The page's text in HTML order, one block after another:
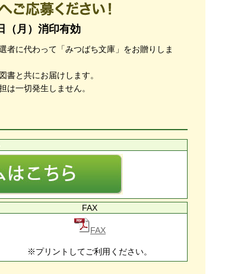
（月）消印有効
者に代わって「みつばち文庫」をお贈りしま
書と共にお届けします。
は一切発生しません。
FAX
FAX
※プリントしてご利用ください。